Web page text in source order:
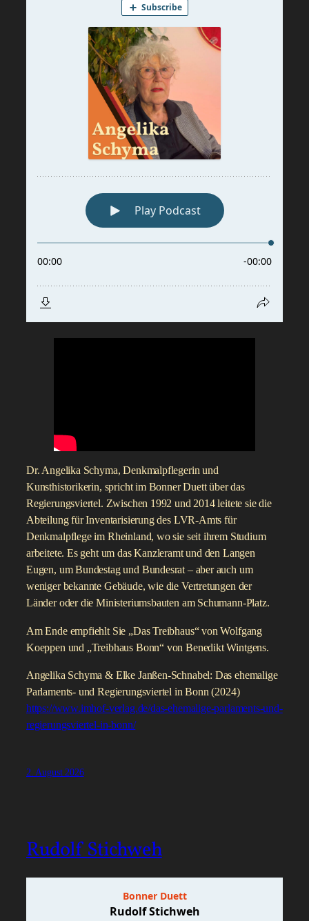
Dr. Angelika Schyma, Denkmalpflegerin und
Kunsthistorikerin, spricht im Bonner Duett über das
Regierungsviertel. Zwischen 1992 und 2014 leitete sie die
Abteilung für Inventarisierung des LVR-Amts für
Denkmalpflege im Rheinland, wo sie seit ihrem Studium
arbeitete. Es geht um das Kanzleramt und den Langen
Eugen, um Bundestag und Bundesrat – aber auch um
weniger bekannte Gebäude, wie die Vertretungen der
Länder oder die Ministeriumsbauten am Schumann-Platz.
Am Ende empfiehlt Sie „Das Treibhaus“ von Wolfgang
Koeppen und „Treibhaus Bonn“ von Benedikt Wintgens.
Angelika Schyma & Elke Janßen-Schnabel: Das ehemalige
Parlaments- und Regierungsviertel in Bonn (2024)
https://www.imhof-verlag.de/das-ehemalige-parlaments-und-
regierungsviertel-in-bonn/
2. August 2026
Rudolf Stichweh